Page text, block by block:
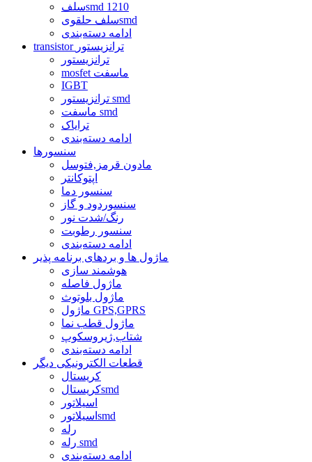
سلفsmd 1210
سلف حلقویsmd
ادامه دسته‌بندی
transistor ترانزیستور
ترانزیستور
mosfet ماسفت
IGBT
ترانزیستور smd
ماسفت smd
ترایاک
ادامه دسته‌بندی
سنسورها
مادون قرمز,فتوسل
اپتوکانتر
سنسور دما
سنسوردود و گاز
رنگ/شدت نور
سنسور رطوبت
ادامه دسته‌بندی
ماژول ها و بردهای برنامه پذیر
هوشمند سازی
ماژول فاصله
ماژول بلوتوث
ماژول GPS,GPRS
ماژول قطب نما
شتاب,ژیروسکوپ
ادامه دسته‌بندی
قطعات الکترونیکی دیگر
کریستال
کریستالsmd
اسیلاتور
اسیلاتورsmd
رله
رله smd
ادامه دسته‌بندی